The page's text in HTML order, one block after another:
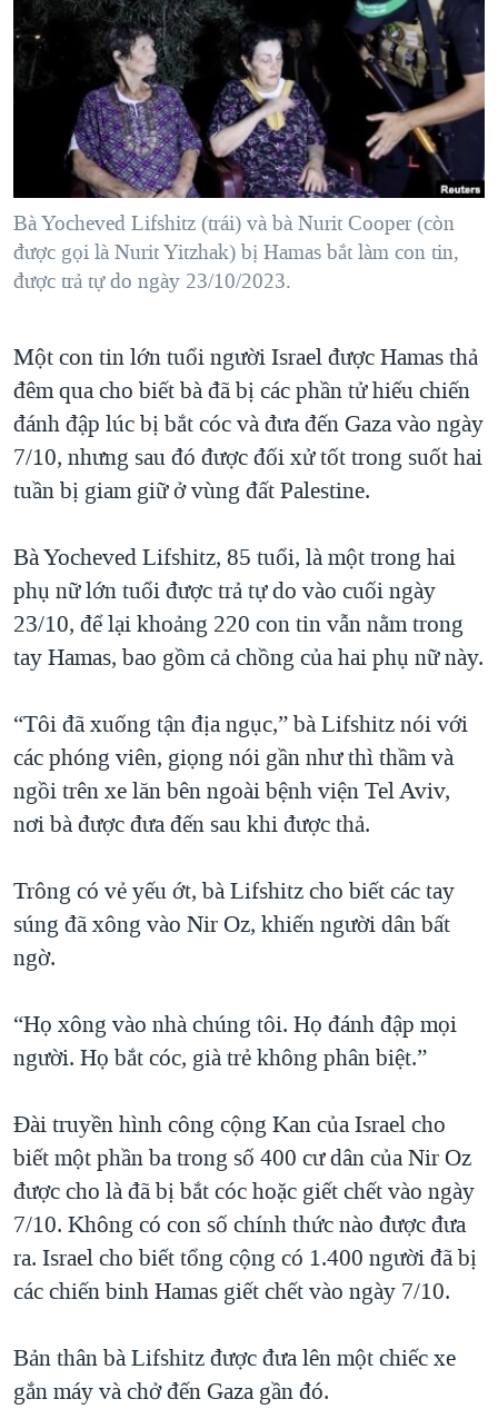
"Tìm"NGƯỜI VIỆT HẢI NGOẠI
ĐỜI SỐNG
KINH TẾ
KHOA HỌC
SỨC KHOẺ
VĂN HOÁ
THỂ THAO
TẠI
HÀNH TRÌNH BẦU CỬ 2024
MỘT NĂM CHIẾN TRANH TẠI DẢI GAZA
GIẢI MÃ VÀNH ĐAI & CON ĐƯỜNG
NGÀY TỊ NẠN THẾ GIỚI
GROUND ZERO – XƯA VÀ NAY
CHI PHÍ CHIẾN TRANH AFGHANISTAN
THƯỢNG ĐỈNH TRUMP-KIM TẠI VIỆT NAM
TRỊNH VĨNH BÌNH VS. CHÍNH PHỦ VIỆT NAM
NGƯ DÂN VIỆT VÀ LÀN SÓNG TRỘM HẢI SÂM
BÊN KIA QUỐC LỘ: TIẾNG VỌNG TỪ NÔNG THÔN MỸ
VIDEO
NGHE
MẠNG XÃ HỘI
Ngôn ngữ khác
Bà Yocheved Lifshitz (trái) và bà Nurit Cooper (còn
được gọi là Nurit Yitzhak) bị Hamas bắt làm con tin,
được trả tự do ngày 23/10/2023.
Một con tin lớn tuổi người Israel được Hamas thả
đêm qua cho biết bà đã bị các phần tử hiếu chiến
đánh đập lúc bị bắt cóc và đưa đến Gaza vào ngày
7/10, nhưng sau đó được đối xử tốt trong suốt hai
tuần bị giam giữ ở vùng đất Palestine.
Bà Yocheved Lifshitz, 85 tuổi, là một trong hai
phụ nữ lớn tuổi được trả tự do vào cuối ngày
23/10, để lại khoảng 220 con tin vẫn nằm trong
tay Hamas, bao gồm cả chồng của hai phụ nữ này.
“Tôi đã xuống tận địa ngục,” bà Lifshitz nói với
các phóng viên, giọng nói gần như thì thầm và
ngồi trên xe lăn bên ngoài bệnh viện Tel Aviv,
nơi bà được đưa đến sau khi được thả.
Trông có vẻ yếu ớt, bà Lifshitz cho biết các tay
súng đã xông vào Nir Oz, khiến người dân bất
ngờ.
“Họ xông vào nhà chúng tôi. Họ đánh đập mọi
người. Họ bắt cóc, già trẻ không phân biệt.”
Đài truyền hình công cộng Kan của Israel cho
biết một phần ba trong số 400 cư dân của Nir Oz
được cho là đã bị bắt cóc hoặc giết chết vào ngày
7/10. Không có con số chính thức nào được đưa
ra. Israel cho biết tổng cộng có 1.400 người đã bị
các chiến binh Hamas giết chết vào ngày 7/10.
Bản thân bà Lifshitz được đưa lên một chiếc xe
gắn máy và chở đến Gaza gần đó.